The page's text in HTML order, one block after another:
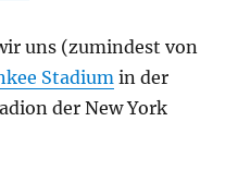
uns (zumindest von
Stadium in der
der New York